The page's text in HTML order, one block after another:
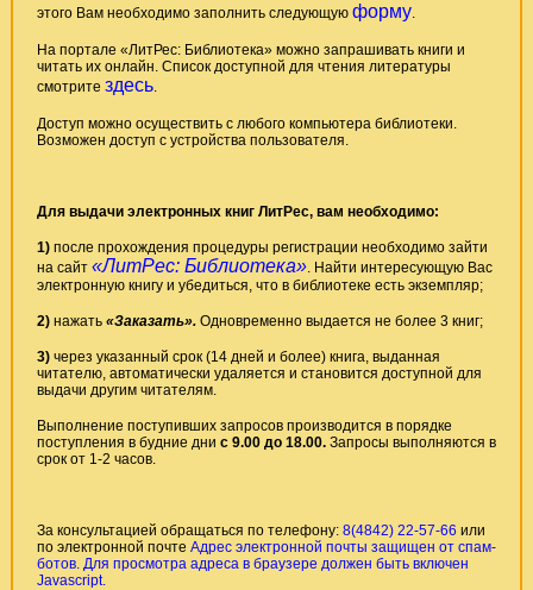
этого Вам необходимо заполнить следующую форму.
На портале «ЛитРес: Библиотека» можно запрашивать книги и
читать их онлайн. Список доступной для чтения литературы
смотрите здесь.
Доступ можно осуществить с любого компьютера библиотеки.
Возможен доступ с устройства пользователя.
Для выдачи электронных книг ЛитРес, вам необходимо:
1) после прохождения процедуры регистрации необходимо зайти
на сайт «ЛитРес: Библиотека». Найти интересующую Вас
электронную книгу и убедиться, что в библиотеке есть экземпляр;
2) нажать «Заказать». Одновременно выдается не более 3 книг;
3) через указанный срок (14 дней и более) книга, выданная
читателю, автоматически удаляется и становится доступной для
выдачи другим читателям.
Выполнение поступивших запросов производится в порядке
поступления в будние дни с 9.00 до 18.00. Запросы выполняются в
срок от 1-2 часов.
За консультацией обращаться по телефону: 8(4842) 22-57-66 или
по электронной почте Адрес электронной почты защищен от спам-
ботов. Для просмотра адреса в браузере должен быть включен
Javascript.